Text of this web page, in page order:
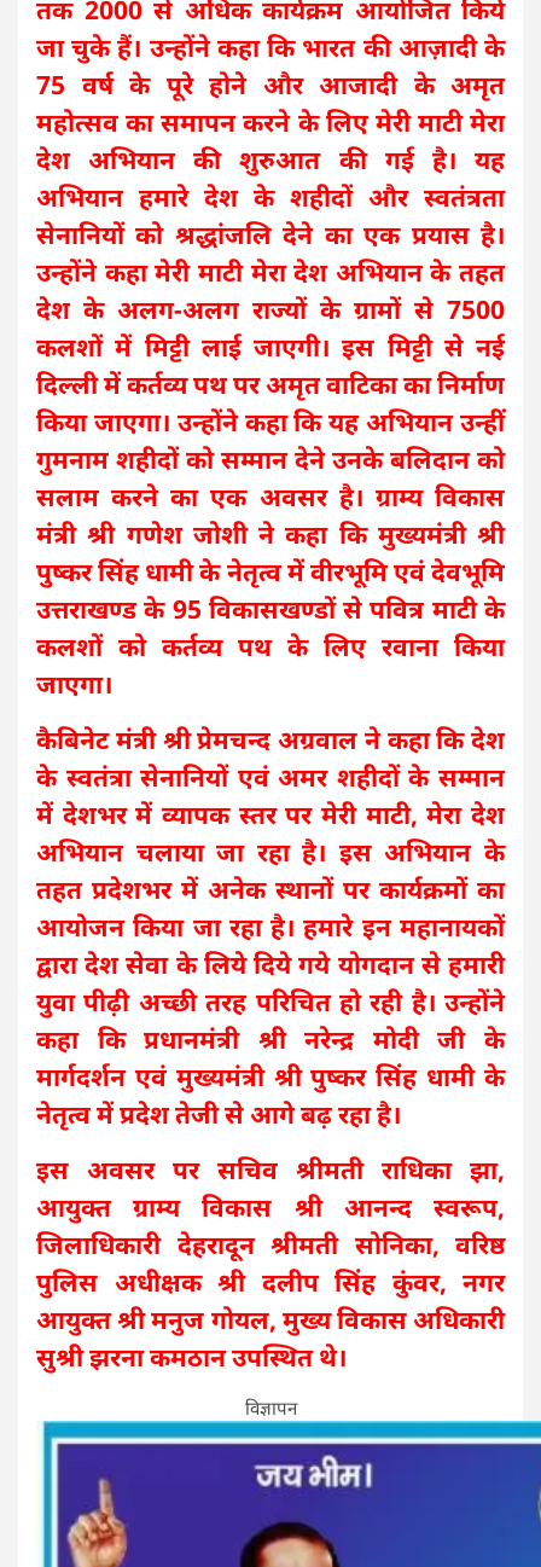
तक 2000 से अधिक कार्यक्रम आयोजित किये
जा चुके हैं। उन्होंने कहा कि भारत की आज़ादी के
75 वर्ष के पूरे होने और आजादी के अमृत
महोत्सव का समापन करने के लिए मेरी माटी मेरा
देश अभियान की शुरुआत की गई है। यह
अभियान हमारे देश के शहीदों और स्वतंत्रता
सेनानियों को श्रद्धांजलि देने का एक प्रयास है।
उन्होंने कहा मेरी माटी मेरा देश अभियान के तहत
देश के अलग-अलग राज्यों के ग्रामों से 7500
कलशों में मिट्टी लाई जाएगी। इस मिट्टी से नई
दिल्ली में कर्तव्य पथ पर अमृत वाटिका का निर्माण
किया जाएगा। उन्होंने कहा कि यह अभियान उन्हीं
गुमनाम शहीदों को सम्मान देने उनके बलिदान को
सलाम करने का एक अवसर है। ग्राम्य विकास
मंत्री श्री गणेश जोशी ने कहा कि मुख्यमंत्री श्री
पुष्कर सिंह धामी के नेतृत्व में वीरभूमि एवं देवभूमि
उत्तराखण्ड के 95 विकासखण्डों से पवित्र माटी के
कलशों को कर्तव्य पथ के लिए रवाना किया
जाएगा।
कैबिनेट मंत्री श्री प्रेमचन्द अग्रवाल ने कहा कि देश
के स्वतंत्रा सेनानियों एवं अमर शहीदों के सम्मान
में देशभर में व्यापक स्तर पर मेरी माटी, मेरा देश
अभियान चलाया जा रहा है। इस अभियान के
तहत प्रदेशभर में अनेक स्थानों पर कार्यक्रमों का
आयोजन किया जा रहा है। हमारे इन महानायकों
द्वारा देश सेवा के लिये दिये गये योगदान से हमारी
युवा पीढ़ी अच्छी तरह परिचित हो रही है। उन्होंने
कहा कि प्रधानमंत्री श्री नरेन्द्र मोदी जी के
मार्गदर्शन एवं मुख्यमंत्री श्री पुष्कर सिंह धामी के
नेतृत्व में प्रदेश तेजी से आगे बढ़ रहा है।
इस अवसर पर सचिव श्रीमती राधिका झा,
आयुक्त ग्राम्य विकास श्री आनन्द स्वरूप,
जिलाधिकारी देहरादून श्रीमती सोनिका, वरिष्ठ
पुलिस अधीक्षक श्री दलीप सिंह कुंवर, नगर
आयुक्त श्री मनुज गोयल, मुख्य विकास अधिकारी
सुश्री झरना कमठान उपस्थित थे।
विज्ञापन